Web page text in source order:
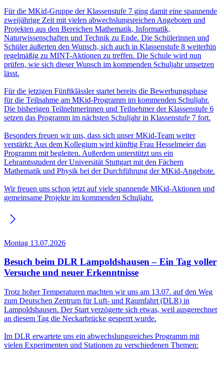
Für die MKid-Gruppe der Klassenstufe 7 ging damit eine spannende
zweijährige Zeit mit vielen abwechslungsreichen Angeboten und
Projekten aus den Bereichen Mathematik, Informatik,
Naturwissenschaften und Technik zu Ende. Die Schülerinnen und
Schüler äußerten den Wunsch, sich auch in Klassenstufe 8 weiterhin
regelmäßig zu MINT-Aktionen zu treffen. Die Schule wird nun
prüfen, wie sich dieser Wunsch im kommenden Schuljahr umsetzen
lässt.
Für die jetzigen Fünftklässler startet bereits die Bewerbungsphase
für die Teilnahme am MKid-Programm im kommenden Schuljahr.
Die bisherigen Teilnehmerinnen und Teilnehmer der Klassenstufe 6
setzen das Programm im nächsten Schuljahr in Klassenstufe 7 fort.
Besonders freuen wir uns, dass sich unser MKid-Team weiter
verstärkt: Aus dem Kollegium wird künftig Frau Hesselmeier das
Programm mit begleiten. Außerdem unterstützt uns ein
Lehramtsstudent der Universität Stuttgart mit den Fächern
Mathematik und Physik bei der Durchführung der MKid-Angebote.
Wir freuen uns schon jetzt auf viele spannende MKid-Aktionen und
gemeinsame Projekte im kommenden Schuljahr.
Montag 13.07.2026
Besuch beim DLR Lampoldshausen – Ein Tag voller
Versuche und neuer Erkenntnisse
Trotz hoher Temperaturen machten wir uns am 13.07. auf den Weg
zum Deutschen Zentrum für Luft‑ und Raumfahrt (DLR) in
Lampoldshausen. Der Start verzögerte sich etwas, weil ausgerechnet
an diesem Tag die Neckarbrücke gesperrt wurde.
Im DLR erwartete uns ein abwechslungsreiches Programm mit
vielen Experimenten und Stationen zu verschiedenen Themen: